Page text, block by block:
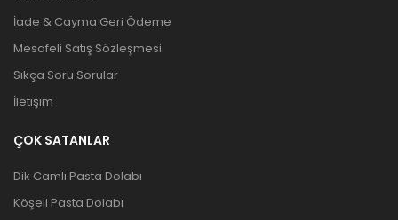
İade & Cayma Geri Ödeme
Mesafeli Satış Sözleşmesi
Sıkça Soru Sorular
İletişim
ÇOK SATANLAR
Dik Camlı Pasta Dolabı
Köşeli Pasta Dolabı